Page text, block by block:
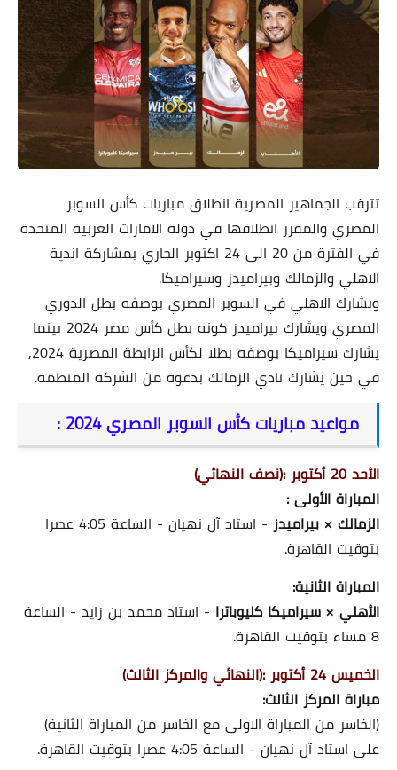
تترقب الجماهير المصرية انطلاق مباريات كأس السوبر
المصري والمقرر انطلاقها في دولة الامارات العربية المتحدة
في الفترة من 20 الى 24 اكتوبر الجاري بمشاركة اندية
الاهلي والزمالك وبيراميدز وسيراميكا.
ويشارك الاهلي في السوبر المصري بوصفه بطل الدوري
المصري ويشارك بيراميدز كونه بطل كأس مصر 2024 بينما
يشارك سيراميكا بوصفه بطلا لكأس الرابطة المصرية 2024,
في حين يشارك نادي الزمالك بدعوة من الشركة المنظمة.
مواعيد مباريات كأس السوبر المصري 2024 :
الأحد 20 أكتوبر :(نصف النهائي)
المباراة الأولى :
الزمالك × بيراميدز
- استاد آل نهيان - الساعة 4:05 عصرا
بتوقيت القاهرة.
المباراة الثانية:
الأهلي × سيراميكا كليوباترا - استاد محمد بن زايد - الساعة
8 مساء بتوقيت القاهرة.
الخميس 24 أكتوبر :(النهائي والمركز الثالث)
مباراة المركز الثالث:
(الخاسر من المباراة الاولي مع الخاسر من المباراة الثانية)
على استاد آل نهيان - الساعة 4:05 عصرا بتوقيت القاهرة.